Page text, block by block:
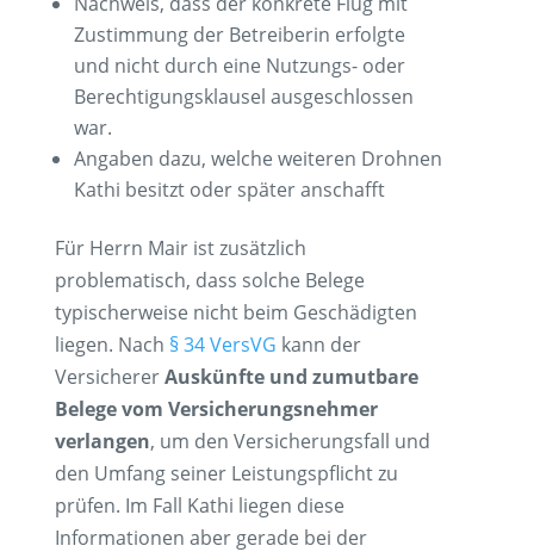
Zustimmung der Betreiberin erfolgte
und nicht durch eine Nutzungs- oder
Berechtigungsklausel ausgeschlossen
war.
Angaben dazu, welche weiteren Drohnen
Kathi besitzt oder später anschafft
Für Herrn Mair ist zusätzlich
problematisch, dass solche Belege
typischerweise nicht beim Geschädigten
liegen. Nach § 34 VersVG kann der
VersichererAuskünfte und zumutbare
Belege vom Versicherungsnehmer
verlangen, um den Versicherungsfall und
den Umfang seiner Leistungspflicht zu
prüfen. Im Fall Kathi liegen diese
Informationen aber gerade bei der